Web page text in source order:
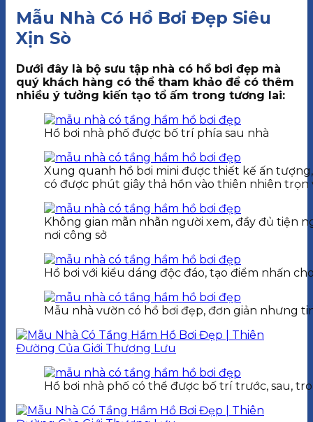
Mẫu Nhà Có Hồ Bơi Đẹp Siêu
Xịn Sò
Dưới đây là bộ sưu tập nhà có hồ bơi đẹp mà
quý khách hàng có thể tham khảo để có thêm
nhiều ý tưởng kiến tạo tổ ấm trong tương lai:
Hồ bơi nhà phố được bố trí phía sau nhà
Xung quanh hồ bơi mini được thiết kế ấn
có được phút giây thả hồn vào thiên nhiên trọn
Không gian mãn nhãn người xem, đầy đủ tiện
nơi công sở
Hồ bơi với kiểu dáng độc đáo, tạo điểm nhấn
Mẫu nhà vườn có hồ bơi đẹp, đơn giản nhưng
Hồ bơi nhà phố có thể được bố trí trước, sau,